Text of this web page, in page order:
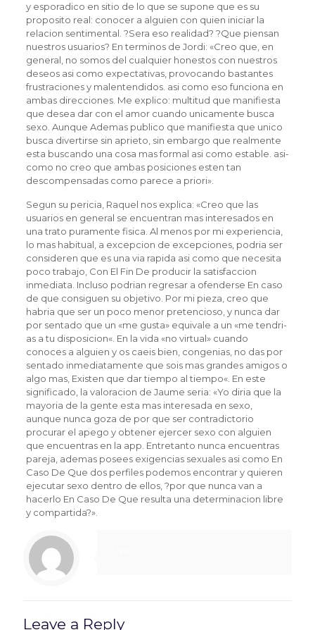
y esporadico en sitio de lo que se supone que es su
proposito real: conocer a alguien con quien iniciar la
relacion sentimental. ?Sera eso realidad? ?Que piensan
nuestros usuarios? En terminos de Jordi: «Creo que, en
general, no somos del cualquier honestos con nuestros
deseos asi­ como expectativas, provocando bastantes
frustraciones y malentendidos. asi­ como eso funciona en
ambas direcciones. Me explico: multitud que manifiesta
que desea dar con el amor cuando unicamente busca
sexo. Aunque Ademas publico que manifiesta que unico
busca divertirse sin aprieto, sin embargo que realmente
esta buscando una cosa mas formal asi­ como estable. asi­
como no creo que ambas posiciones esten tan
descompensadas como parece a priori».
Segun su pericia, Raquel nos explica: «Creo que las
usuarios en general se encuentran mas interesados en
una trato puramente fisica. Al menos por mi experiencia,
lo mas habitual, a excepcion de excepciones, podri­a ser
consideren que es una via rapida asi­ como que necesita
poco trabajo, Con El Fin De producir la satisfaccion
inmediata. Incluso podri­an regresar a ofenderse En caso
de que consiguen su objetivo. Por mi pieza, creo que
habria que ser un poco menor pretencioso, y nunca dar
por sentado que un «me gusta» equivale a un «me tendri­
as a tu disposicion«. En la vida «no virtual» cuando
conoces a alguien y os caeis bien, congenias, no das por
sentado inmediatamente que sois mas grandes amigos o
algo mas, Existen que dar tiempo al tiempo«. En este
significado, la valoracion de Jaume seri­a: «Yo diria que la
mayoria de la gente esta mas interesada en sexo,
aunque nunca goza de por que ser contradictorio
procurar el apego y obtener ejercer sexo con alguien
que encuentras en la app. Entretanto nunca encuentras
pareja, ademas posees exigencias sexuales asi­ como En
Caso De Que dos perfiles podemos encontrar y quieren
ejecutar sexo dentro de ellos, ?por que nunca van a
hacerlo En Caso De Que resulta una determinacion libre
y compartida?».
Leave a Reply